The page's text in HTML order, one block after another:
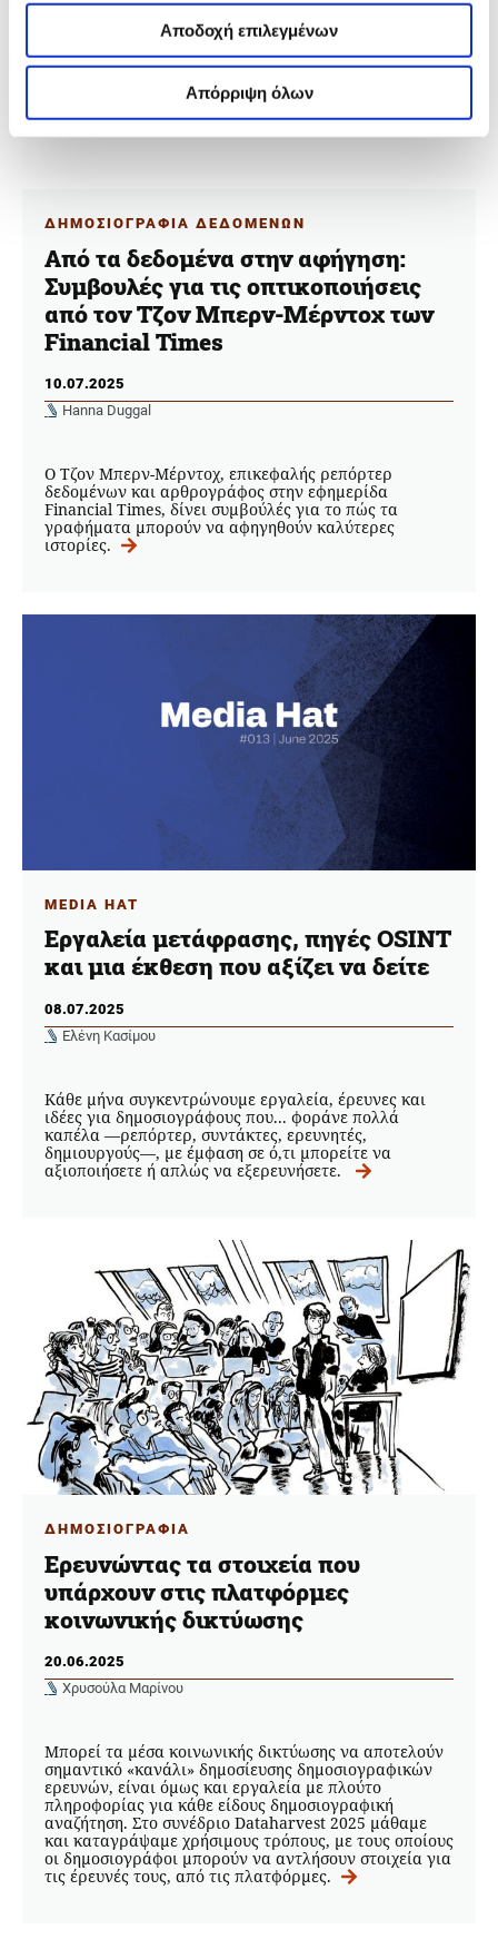
Αποδοχή επιλεγμένων
Απόρριψη όλων
ΔΗΜΟΣΙΟΓΡΑΦΙΑ ΔΕΔΟΜΕΝΩΝ
Από τα δεδομένα στην αφήγηση:
Συμβουλές για τις οπτικοποιήσεις
από τον Τζον Μπερν-Μέρντοχ των
Financial Times
10.07.2025
Hanna Duggal
Ο Τζον Μπερν-Μέρντοχ, επικεφαλής ρεπόρτερ
δεδομένων και αρθρογράφος στην εφημερίδα
Financial Times, δίνει συμβούλές για το πώς τα
γραφήματα μπορούν να αφηγηθούν καλύτερες
ιστορίες.
MEDIA HAT
Εργαλεία μετάφρασης, πηγές OSINT
και μια έκθεση που αξίζει να δείτε
08.07.2025
Ελένη Κασίμου
Κάθε μήνα συγκεντρώνουμε εργαλεία, έρευνες και
ιδέες για δημοσιογράφους που... φοράνε πολλά
καπέλα —ρεπόρτερ, συντάκτες, ερευνητές,
δημιουργούς—, με έμφαση σε ό,τι μπορείτε να
αξιοποιήσετε ή απλώς να εξερευνήσετε.
ΔΗΜΟΣΙΟΓΡΑΦΙΑ
Ερευνώντας τα στοιχεία που
υπάρχουν στις πλατφόρμες
κοινωνικής δικτύωσης
20.06.2025
Χρυσούλα Μαρίνου
Μπορεί τα μέσα κοινωνικής δικτύωσης να αποτελούν
σημαντικό «κανάλι» δημοσίευσης δημοσιογραφικών
ερευνών, είναι όμως και εργαλεία με πλούτο
πληροφορίας για κάθε είδους δημοσιογραφική
αναζήτηση. Στο συνέδριο Dataharvest 2025 μάθαμε
και καταγράψαμε χρήσιμους τρόπους, με τους οποίους
οι δημοσιογράφοι μπορούν να αντλήσουν στοιχεία για
τις έρευνές τους, από τις πλατφόρμες.